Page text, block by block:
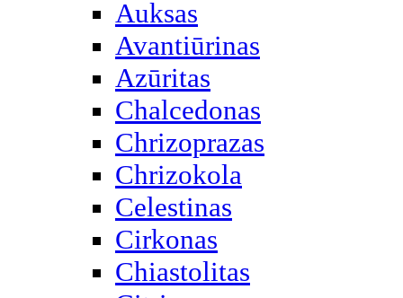
Auksas
Avantiūrinas
Azūritas
Chalcedonas
Chrizoprazas
Chrizokola
Celestinas
Cirkonas
Chiastolitas